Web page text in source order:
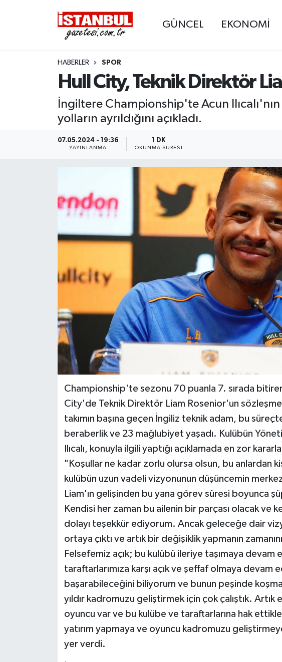
GÜNCEL EKONOMİ
HABERLER SPOR
Hull City, Teknik Direktör
İngiltere Championship'te Acun
yolların ayrıldığını açıkladı.
07.05.2024 - 19:36
YAYINLANMA
1 DK
OKUNMA SÜRESI
Championship'te sezonu 70 puanla 7. sırada
City'de Teknik Direktör Liam Rosenior'un
takımın başına geçen İngiliz teknik adam, bu
beraberlik ve 23 mağlubiyet yaşadı. Kulübün
Ilıcalı, konuyla ilgili yaptığı açıklamada en zor
"Koşullar ne kadar zorlu olursa olsun, bu anlardan
kulübün uzun vadeli vizyonunun düşüncemin
Liam'ın gelişinden bu yana görev süresi boyunca
Kendisi her zaman bu ailenin bir parçası olacak ve
dolayı teşekkür ediyorum. Ancak geleceğe dair
ortaya çıktı ve artık bir değişiklik yapmanın
Felsefemiz açık; bu kulübü ileriye taşımaya
taraftarlarımıza karşı açık ve şeffaf olmaya devam
başarabileceğini biliyorum ve bunun peşinde
yıldır kadromuzu geliştirmek için çok çalıştık.
oyuncu var ve bu kulübe ve taraftarlarına hak
yatırım yapmaya ve oyuncu kadromuzu
yer verdi.
EKONOMİ
İSTANBUL
KÜLTÜR SANAT
BİLİM VE TEKNOLOJİ
OTOMOBİL
Nöbetçi Eczaneler
Hava Durumu
Trafik Durumu
Süper Lig Puan Durumu ve Fikstür
Tüm Manşetler